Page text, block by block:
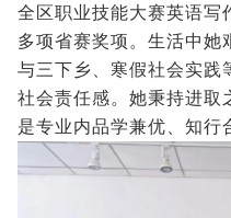
全区职业技能大赛英语写
多项省赛奖项。生活中她
与三下乡、寒假社会实践
社会责任感。她秉持进取
是专业内品学兼优、知行